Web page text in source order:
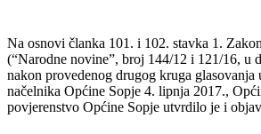
Na osnovi članka 101. i 102. stavka 1.
(“Narodne novine”, broj 144/12 i 121/16, u
nakon provedenog drugog kruga glasovanja
načelnika Općine Sopje 4. lipnja 2017.,
povjerenstvo Općine Sopje utvrdilo je i